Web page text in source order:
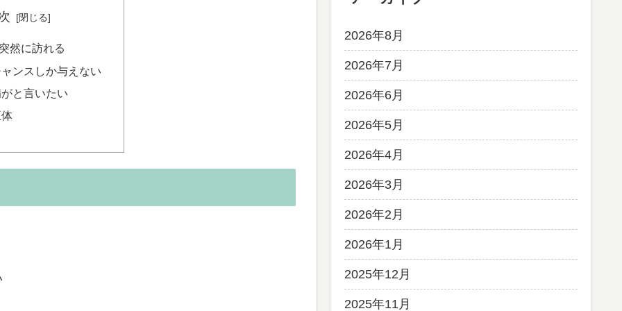
然に訪れる
ンスしか与えない
と言いたい
2026年8月
2026年7月
2026年6月
2026年5月
2026年4月
2026年3月
2026年2月
2026年1月
2025年12月
2025年11月